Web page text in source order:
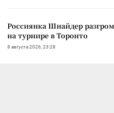
Россиянка Шнайдер
на турнире в Торонто
8 августа 2026, 23:28